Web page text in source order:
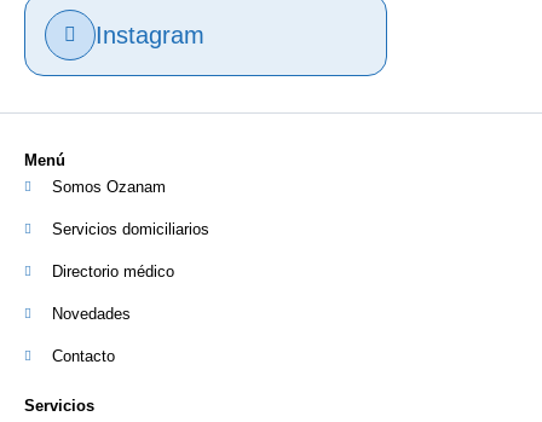
Instagram
Menú
Somos Ozanam
Servicios domiciliarios
Directorio médico
Novedades
Contacto
Servicios